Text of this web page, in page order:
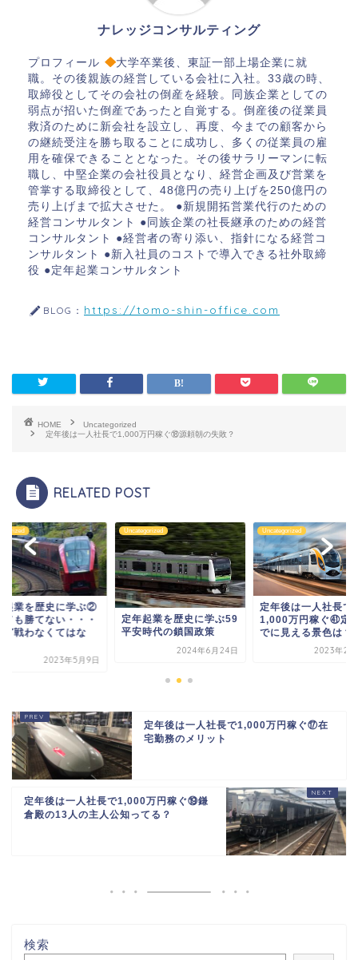
ナレッジコンサルティング
プロフィール
大学卒業後、東証一部上場企業に就
職。その後親族の経営している会社に入社。33歳の時、
取締役としてその会社の倒産を経験。同族企業としての
弱点が招いた倒産であったと自覚する。倒産後の従業員
救済のために新会社を設立し、再度、今までの顧客から
の継続受注を勝ち取ることに成功し、多くの従業員の雇
用を確保できることとなった。その後サラリーマンに転
職し、中堅企業の会社役員となり、経営企画及び営業を
管掌する取締役として、48億円の売り上げを250億円の
売り上げまで拡大させた。 ●新規開拓営業代行のための
経営コンサルタント ●同族企業の社長継承のための経営
コンサルタント ●経営者の寄り添い、指針になる経営コ
ンサルタント ●新入社員のコストで導入できる社外取締
役 ●定年起業コンサルタント
BLOG： https://tomo-shin-office.com
HOME
Uncategorized
定年後は一人社長で1,000万円稼ぐ⑱源頼朝の失敗？
RELATED POST
起業を歴史に学ぶ②
ても勝てない・・・
ど戦わなくてはな
2023年5月9日
Uncategorized
定年起業を歴史に学ぶ59
平安時代の鎖国政策
2024年6月24日
Uncategorized
定年後は一人社長で
1,000万円稼ぐ㊶定
でに見える景色は？
2023年2
定年後は一人社長で1,000万円稼ぐ⑰在
宅勤務のメリット
定年後は一人社長で1,000万円稼ぐ⑲鎌
倉殿の13人の主人公知ってる？
検索